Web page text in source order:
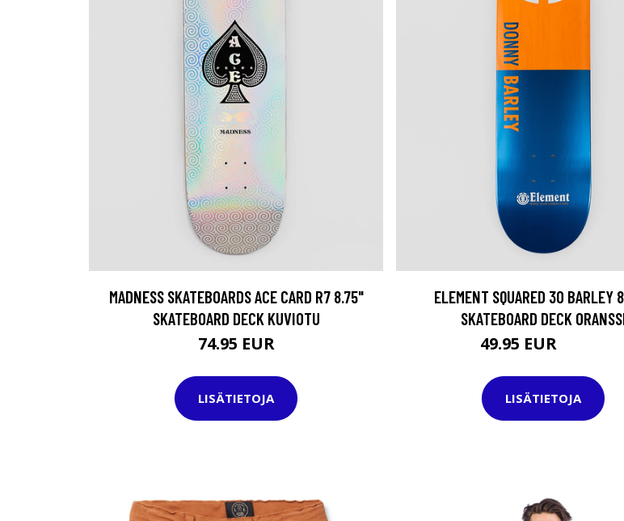
MADNESS SKATEBOARDS ACE CARD R7 8.75"
SKATEBOARD DECK KUVIOTU
74.95 EUR
LISÄTIETOJA
ELEMENT SQUARED 30 BARLEY
SKATEBOARD DECK
49.95 EUR
LISÄTIETOJA